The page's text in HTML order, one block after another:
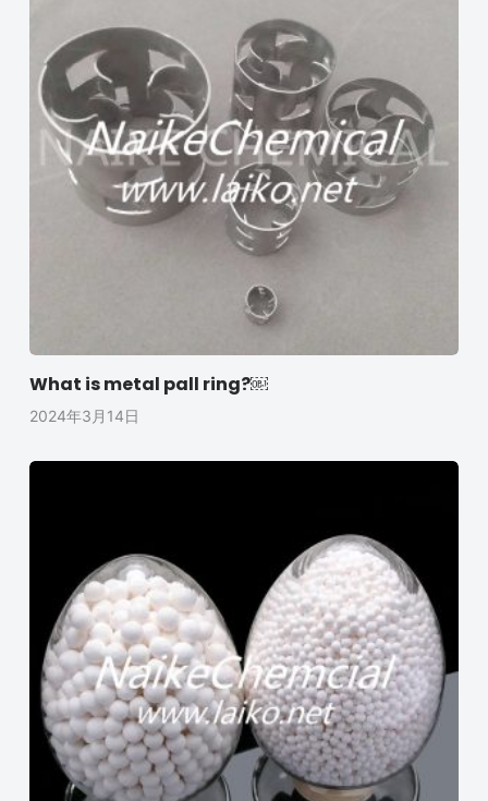
What is metal pall ring?￼
2024年3月14日